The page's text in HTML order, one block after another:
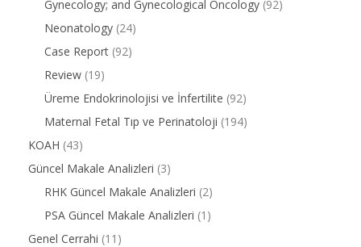
Gynecology; and Gynecological Oncology (92)
Neonatology (24)
Case Report (92)
Review (19)
Üreme Endokrinolojisi ve İnfertilite (92)
Maternal Fetal Tıp ve Perinatoloji (194)
KOAH (43)
Güncel Makale Analizleri (3)
RHK Güncel Makale Analizleri (2)
PSA Güncel Makale Analizleri (1)
Genel Cerrahi (11)